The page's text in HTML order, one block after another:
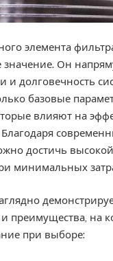
элемента
значение. Он
и долговечность
базовые
влияют на
достичь
минимальных
и преимущества, на
при выборе: